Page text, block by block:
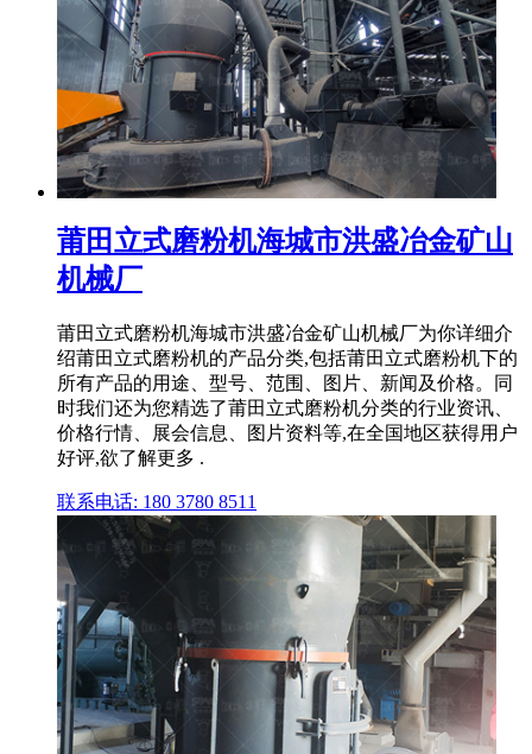
莆田立式磨粉机海城市洪盛冶金矿山
机械厂
莆田立式磨粉机海城市洪盛冶金矿山机械厂为你详细介
绍莆田立式磨粉机的产品分类,包括莆田立式磨粉机下的
所有产品的用途、型号、范围、图片、新闻及价格。同
时我们还为您精选了莆田立式磨粉机分类的行业资讯、
价格行情、展会信息、图片资料等,在全国地区获得用户
好评,欲了解更多 .
联系电话: 180 3780 8511